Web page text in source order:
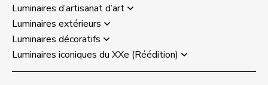
Luminaires d’artisanat d’art
Luminaires extérieurs
Luminaires décoratifs
Luminaires iconiques du XXe (Réédition)